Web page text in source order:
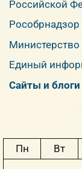
Российской
Рособрнадзор
Министерство
Единый
Сайты и блоги
Пн
Вт